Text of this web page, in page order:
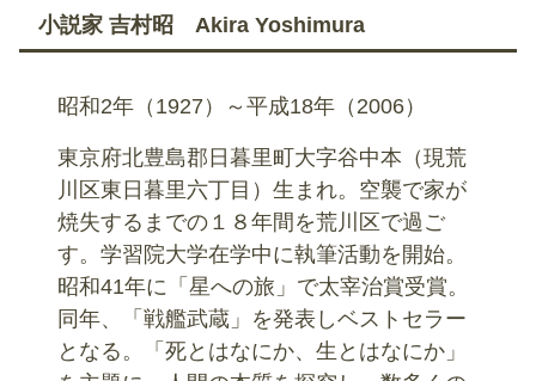
小説家 吉村昭 Akira Yoshimura
昭和2年（1927）～平成18年（2006）
東京府北豊島郡日暮里町大字谷中本（現荒
川区東日暮里六丁目）生まれ。空襲で家が
焼失するまでの１８年間を荒川区で過ご
す。学習院大学在学中に執筆活動を開始。
昭和41年に「星への旅」で太宰治賞受賞。
同年、「戦艦武蔵」を発表しベストセラー
となる。「死とはなにか、生とはなにか」